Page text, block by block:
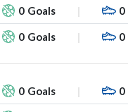
0 Goals 0
0 Goals 0
0 Goals 0